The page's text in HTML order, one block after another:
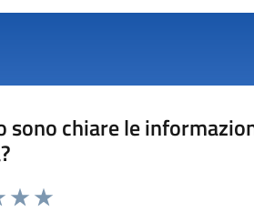
sono chiare le